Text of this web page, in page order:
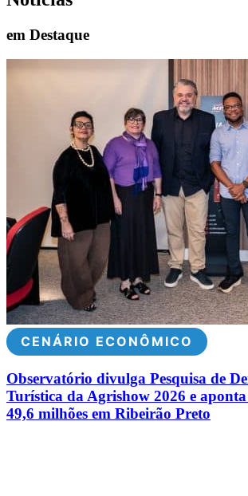
em Destaque
CENÁRIO ECONÔMICO
Observatório divulga Pesquisa de
Turística da Agrishow 2026 e
49,6 milhões em Ribeirão Preto